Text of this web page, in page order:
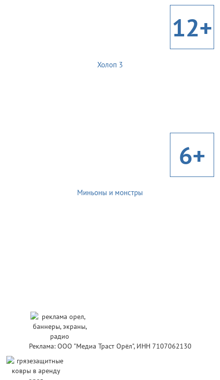
12+
Холоп 3
6+
Миньоны и монстры
Реклама: ООО "Медиа Траст Орёл", ИНН 7107062130